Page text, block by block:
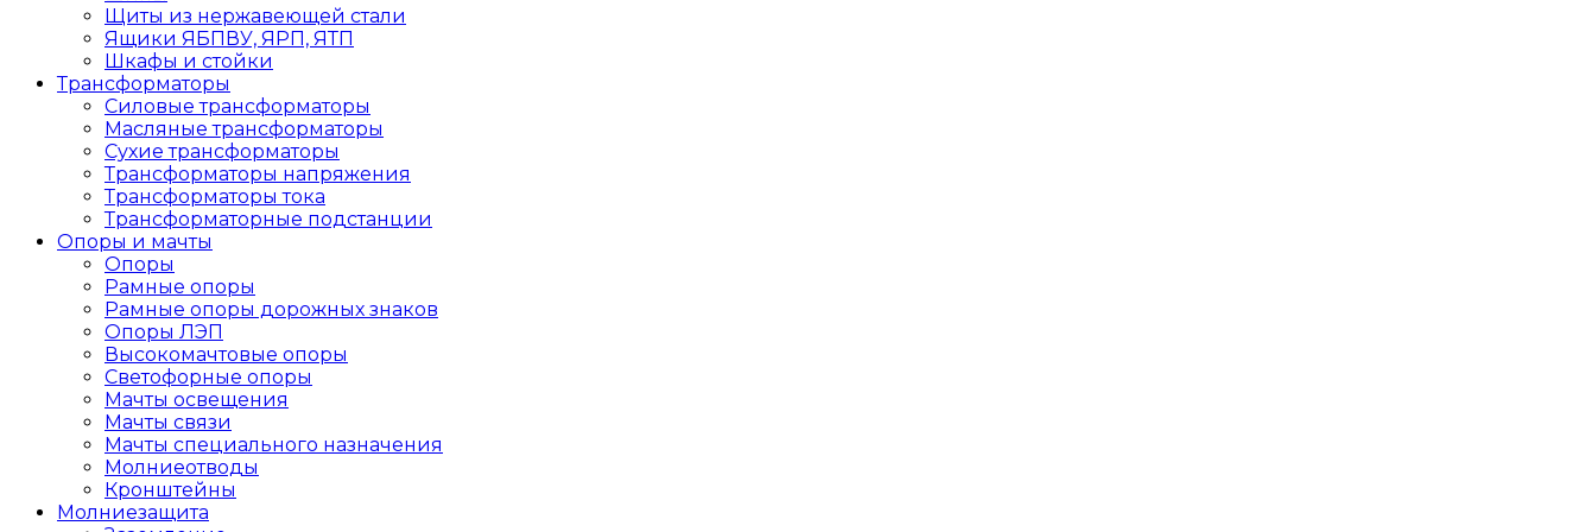
Щиты из нержавеющей стали
Ящики ЯБПВУ, ЯРП, ЯТП
Шкафы и стойки
Трансформаторы
Силовые трансформаторы
Масляные трансформаторы
Сухие трансформаторы
Трансформаторы напряжения
Трансформаторы тока
Трансформаторные подстанции
Опоры и мачты
Опоры
Рамные опоры
Рамные опоры дорожных знаков
Опоры ЛЭП
Высокомачтовые опоры
Светофорные опоры
Мачты освещения
Мачты связи
Мачты специального назначения
Молниеотводы
Кронштейны
Молниезащита